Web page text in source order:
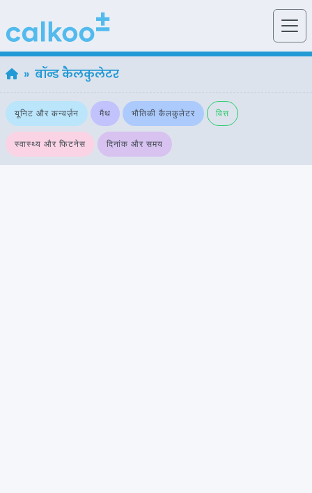
» बॉन्ड कैलकुलेटर
यूनिट और कन्वर्ज़न मैथ भौतिकी कैलकुलेटर वित्त
स्वास्थ्य और फिटनेस दिनांक और समय